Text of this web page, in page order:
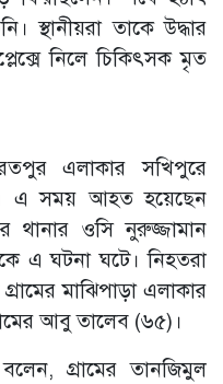
তাকে উদ্ধার
নিলে চিকিৎসক মৃত
এলাকার সখিপুরে
এ সময় আহত হয়েছেন
ওসি নুরুজ্জামান
এ ঘটনা ঘটে। নিহতরা
মাঝিপাড়া এলাকার
আবু তালেব (৬৫)।
গ্রামের তানজিমুল